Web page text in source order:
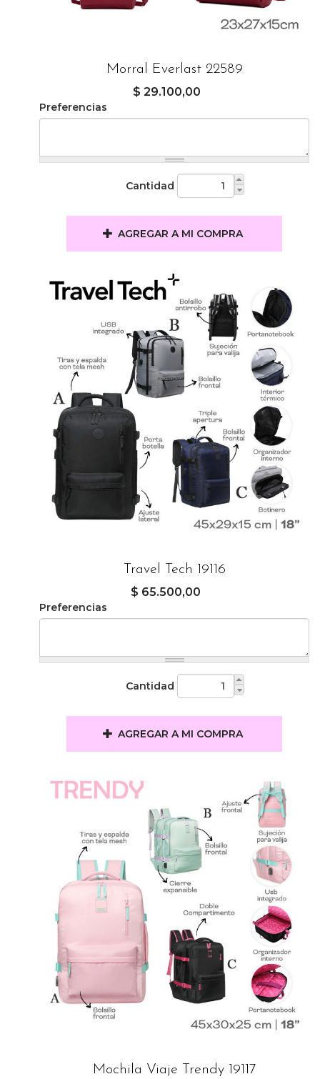
Morral Everlast 22589
$ 29.100,00
Preferencias
Cantidad
AGREGAR A MI COMPRA
Travel Tech 19116
$ 65.500,00
Preferencias
Cantidad
AGREGAR A MI COMPRA
Mochila Viaje Trendy 19117